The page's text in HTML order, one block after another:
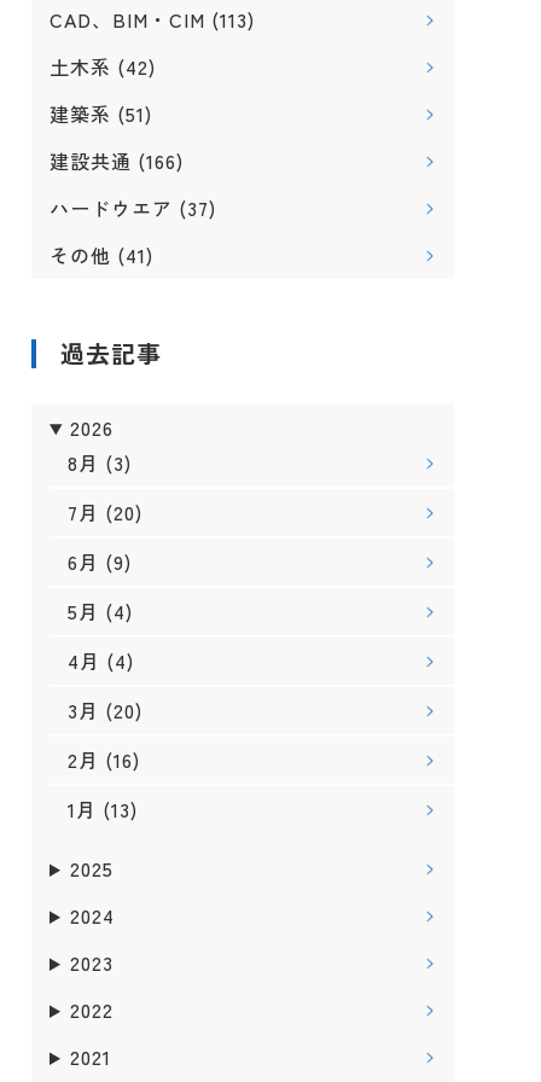
CAD、BIM・CIM (113)
土木系 (42)
建築系 (51)
建設共通 (166)
ハードウエア (37)
その他 (41)
過去記事
2026
8月 (3)
7月 (20)
6月 (9)
5月 (4)
4月 (4)
3月 (20)
2月 (16)
1月 (13)
2025
2024
2023
2022
2021